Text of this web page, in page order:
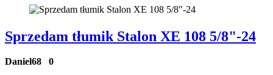
Sprzedam tłumik Stalon XE 108 5/8"-24
Daniel68 0